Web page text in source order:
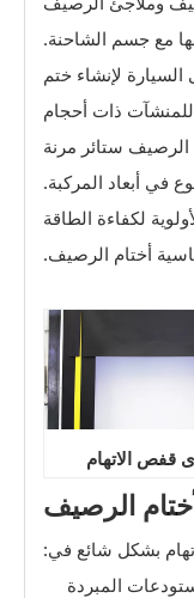
مع جسم الشاحنة.
لإنشاء ختم
ذات أحجام
ستائر مرنة
في أبعاد المركبة.
لكفاءة الطاقة
أختام الرصيف.
قفص الاتهام
الرصيف
بشكل شائع في:
المبردة